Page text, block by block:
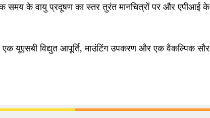
समय के वायु प्रदूषण का स्तर तुरंत मानचित्रों पर और एपीआई के
यूएसबी विद्युत आपूर्ति, माउंटिंग उपकरण और एक वैकल्पिक सौर